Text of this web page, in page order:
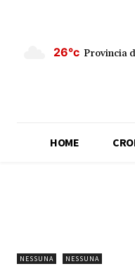
26°c Provincia
HOME
NESSUNA NESSUNA